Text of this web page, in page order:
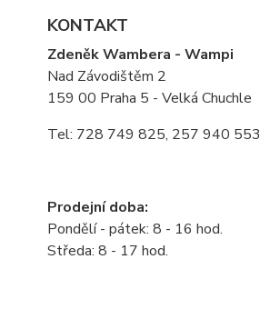
KONTAKT
Zdeněk Wambera - Wampi
Nad Závodištěm 2
159 00 Praha 5 - Velká Chuchle
Tel: 728 749 825, 257 940 553
Prodejní doba:
Pondělí - pátek: 8 - 16 hod.
Středa: 8 - 17 hod.